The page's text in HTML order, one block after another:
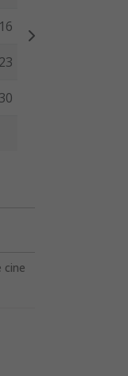
16
23
30
cine